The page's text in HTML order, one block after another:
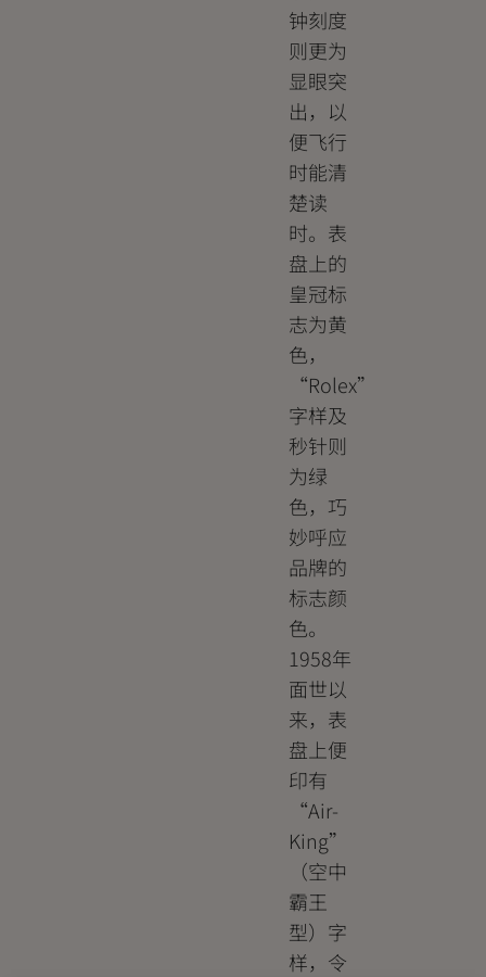
钟刻度
则更为
显眼突
出，以
便飞行
时能清
楚读
时。表
盘上的
皇冠标
志为黄
色，
“Rolex”
字样及
秒针则
为绿
色，巧
妙呼应
品牌的
标志颜
色。
1958年
面世以
来，表
盘上便
印有
“Air-
King”
（空中
霸王
型）字
样，令